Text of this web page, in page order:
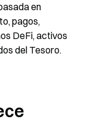
en
pagos,
DeFi, activos
del Tesoro.